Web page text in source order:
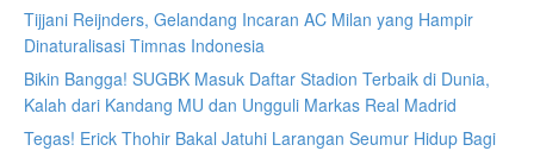
Tijjani Reijnders, Gelandang Incaran AC Milan yang Hampir
Dinaturalisasi Timnas Indonesia
Bikin Bangga! SUGBK Masuk Daftar Stadion Terbaik di Dunia,
Kalah dari Kandang MU dan Ungguli Markas Real Madrid
Tegas! Erick Thohir Bakal Jatuhi Larangan Seumur Hidup Bagi